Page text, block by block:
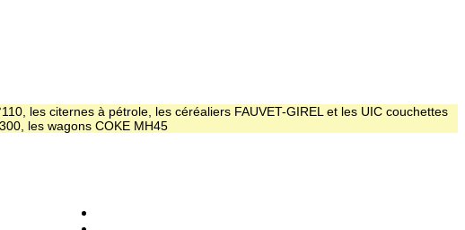
les citernes à pétrole, les céréaliers FAUVET-GIREL et les UIC couchettes
les wagons COKE MH45